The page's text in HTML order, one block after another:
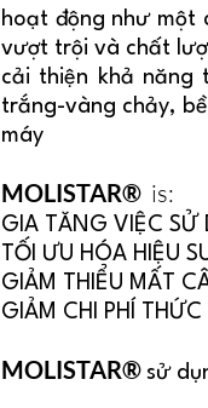
hoạt động như
vượt trội và chất
cải thiện khả năng
trắng-vàng chảy,
máy
MOLISTAR® is:
GIA TĂNG VIỆC
TỐI ƯU HÓA HIỆU
GIẢM THIỂU MẤT
GIẢM CHI PHÍ
MOLISTAR® sử